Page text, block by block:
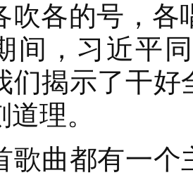
吹各的号，各
间，习近平
们揭示了干
理。
都有一个